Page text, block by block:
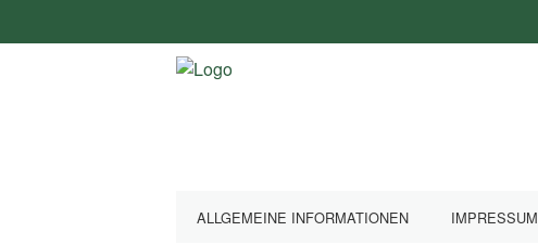
überspringen
ALLGEMEINE INFORMATIONEN IMPRESSUM